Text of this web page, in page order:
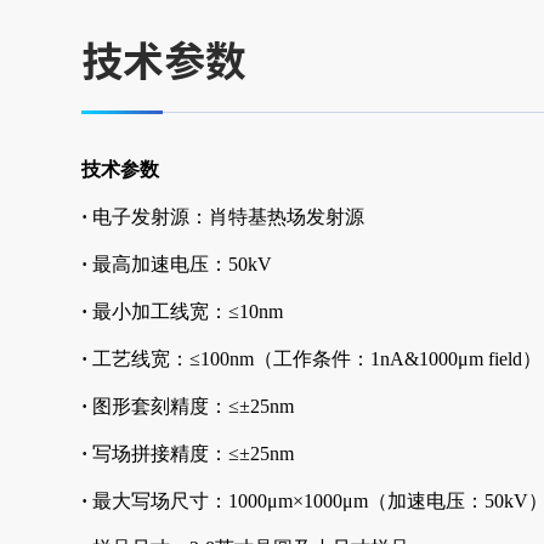
技术参数
技术参数
· 电子发射源：肖特基热场发射源
·最高加速电压：50kV
·最小加工线宽：≤10nm
· 工艺线宽：≤100nm（工作条件：1nA&1000μm field）
· 图形套刻精度：≤±25nm
·写场拼接精度：≤±25nm
·最大写场尺寸：1000μm×1000μm（加速电压：50kV）